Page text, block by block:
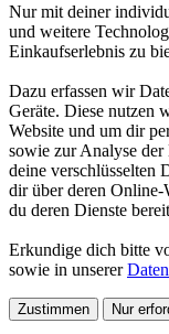
Nur mit deiner
und weitere
Einkaufserlebnis zu
Dazu erfassen wir
Geräte. Diese nutzen
Website und um dir
sowie zur Analyse
deine verschlüsselten
dir über deren Online-
du deren Dienste
Erkundige dich bitte
sowie in unserer
Zustimmen Nur